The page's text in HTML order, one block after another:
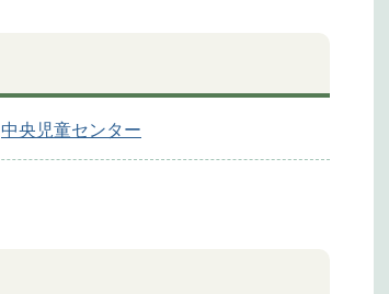
中央児童センター